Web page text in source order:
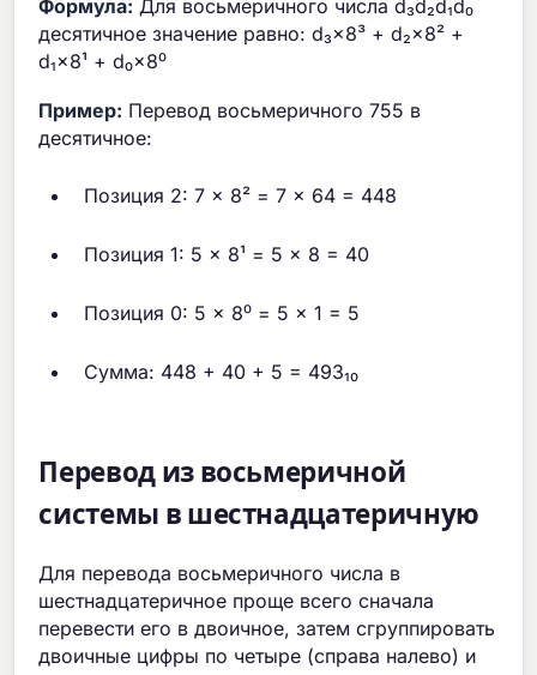
Формула: Для восьмеричного числа d₃d₂d₁d₀
десятичное значение равно: d₃×8³ + d₂×8² +
d₁×8¹ + d₀×8⁰
Пример: Перевод восьмеричного 755 в
десятичное:
Позиция 2: 7 × 8² = 7 × 64 = 448
Позиция 1: 5 × 8¹ = 5 × 8 = 40
Позиция 0: 5 × 8⁰ = 5 × 1 = 5
Сумма: 448 + 40 + 5 = 493₁₀
Перевод из восьмеричной
системы в шестнадцатеричную
Для перевода восьмеричного числа в
шестнадцатеричное проще всего сначала
перевести его в двоичное, затем сгруппировать
двоичные цифры по четыре (справа налево) и